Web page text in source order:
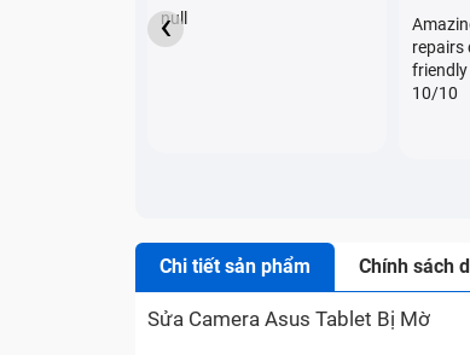
null
repairs
friendly
10/10
‹
Chi tiết sản phẩm Chính sách
Sửa Camera Asus Tablet Bị Mờ